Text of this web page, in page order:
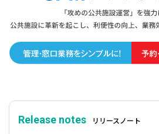
Release notes リリースノート